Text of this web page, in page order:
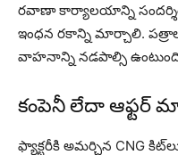
రవాణా కార్యాలయాన్ని
ఇంధన రకాన్ని మార్చాలి.
వాహనాన్ని నడపాల్సి
కంపెనీ లేదా ఆఫ్టర్
ఫ్యాక్టరీకి అమర్చిన CNG